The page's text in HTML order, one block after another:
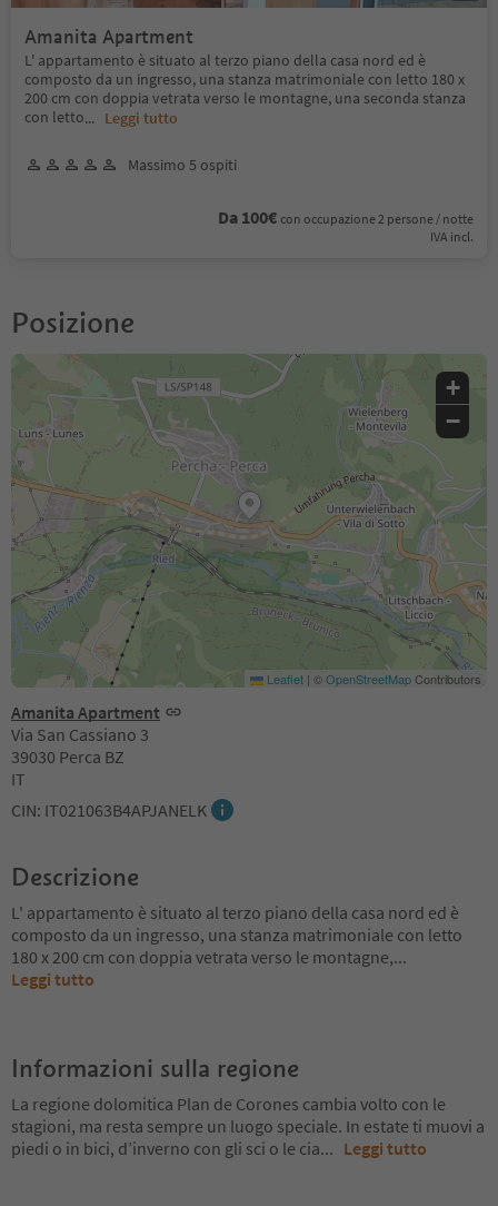
Amanita Apartment
L' appartamento è situato al terzo piano della casa nord ed è
composto da un ingresso, una stanza matrimoniale con letto 180 x
200 cm con doppia vetrata verso le montagne, una seconda stanza
con letto... Leggi tutto
Massimo 5 ospiti
Da 100€ con occupazione 2 persone / notte
IVA incl.
Posizione
Amanita Apartment
Via San Cassiano 3
39030 Perca BZ
IT
CIN: IT021063B4APJANELK
+
−
Leaflet | ©OpenStreetMapContributors
Descrizione
L' appartamento è situato al terzo piano della casa nord ed è
composto da un ingresso, una stanza matrimoniale con letto
180 x 200 cm con doppia vetrata verso le montagne,...
Leggi tutto
Informazioni sulla regione
La regione dolomitica Plan de Corones cambia volto con le
stagioni, ma resta sempre un luogo speciale. In estate ti muovi a
piedi o in bici, d’inverno con gli sci o le cia... Leggi tutto